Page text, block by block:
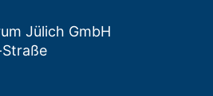
Jülich GmbH